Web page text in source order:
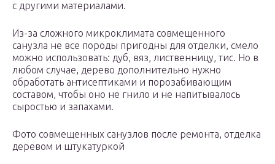
с другими материалами.
Из-за сложного микроклимата совмещенного
санузла не все породы пригодны для отделки, смело
можно использовать: дуб, вяз, лиственницу, тис. Но в
любом случае, дерево дополнительно нужно
обработать антисептиками и порозабивающим
составом, чтобы оно не гнило и не напитывалось
сыростью и запахами.
Фото совмещенных санузлов после ремонта, отделка
деревом и штукатуркой